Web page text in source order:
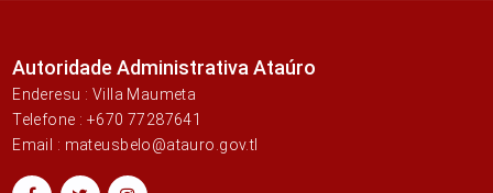
Autoridade Administrativa Ataúro
Enderesu : Villa Maumeta
Telefone : +670 77287641
Email : mateusbelo@atauro.gov.tl